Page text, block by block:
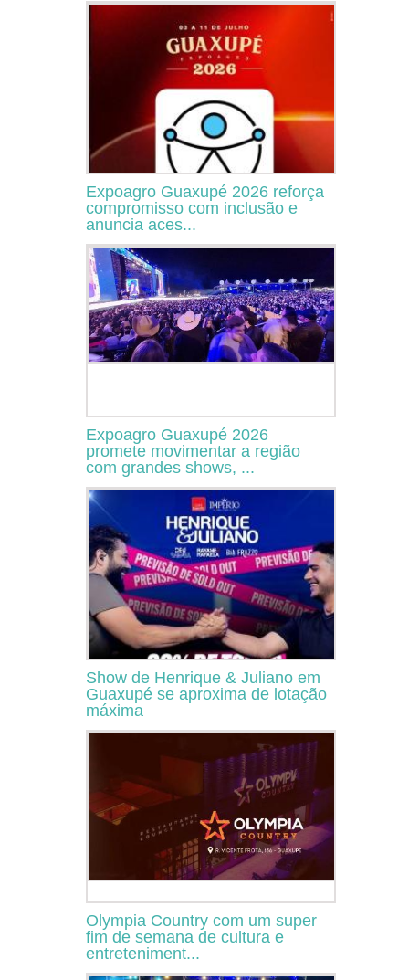
Expoagro Guaxupé 2026 reforça
compromisso com inclusão e
anuncia aces...
Expoagro Guaxupé 2026
promete movimentar a região
com grandes shows, ...
Show de Henrique & Juliano em
Guaxupé se aproxima de lotação
máxima
Olympia Country com um super
fim de semana de cultura e
entreteniment...